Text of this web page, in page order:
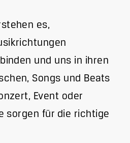
es,
und uns in ihren
Songs und Beats
Event oder
sorgen für die richtige